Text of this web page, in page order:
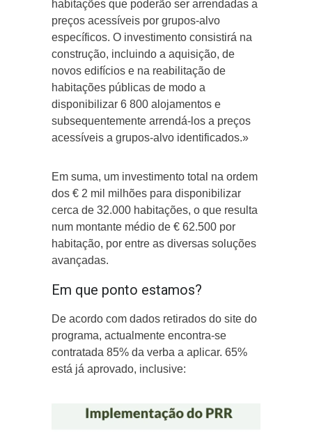
habitações que poderão ser arrendadas a
preços acessíveis por grupos-alvo
específicos. O investimento consistirá na
construção, incluindo a aquisição, de
novos edifícios e na reabilitação de
habitações públicas de modo a
disponibilizar 6 800 alojamentos e
subsequentemente arrendá-los a preços
acessíveis a grupos-alvo identificados.»
Em suma, um investimento total na ordem
dos € 2 mil milhões para disponibilizar
cerca de 32.000 habitações, o que resulta
num montante médio de € 62.500 por
habitação, por entre as diversas soluções
avançadas.
Em que ponto estamos?
De acordo com dados retirados do site do
programa, actualmente encontra-se
contratada 85% da verba a aplicar. 65%
está já aprovado, inclusive: